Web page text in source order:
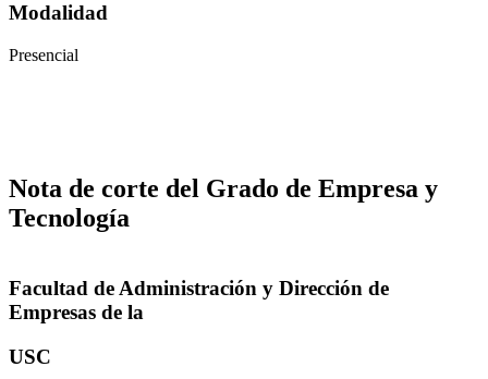
Modalidad
Presencial
Nota de corte del Grado de Empresa y
Tecnología
Facultad de Administración y Dirección de
Empresas de la
USC